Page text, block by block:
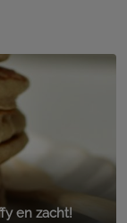
en zacht!